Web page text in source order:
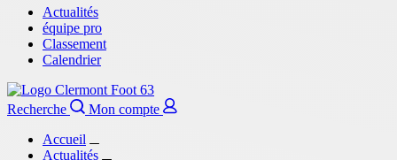
Actualités
équipe pro
Classement
Calendrier
Recherche
Mon compte
Accueil
Actualités